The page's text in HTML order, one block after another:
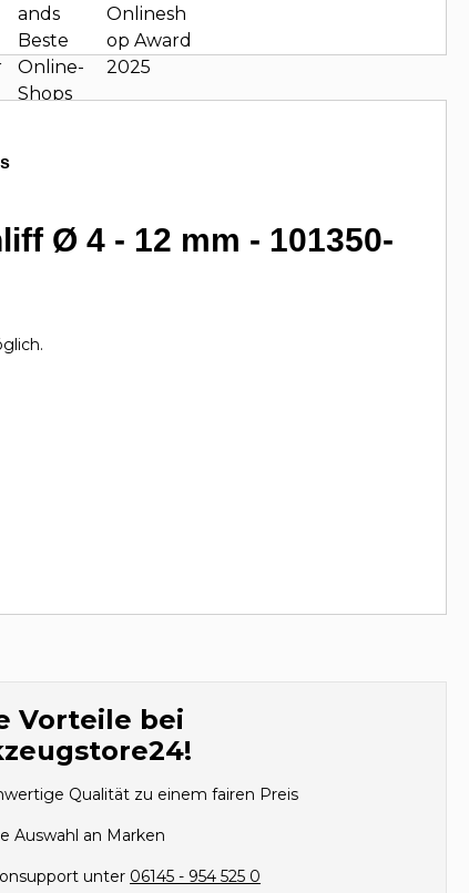
Ø 4 - 12 mm - 101350-
Vorteile bei
Qualität zu einem fairen Preis
Auswahl an Marken
unter 06145 - 954 525 0